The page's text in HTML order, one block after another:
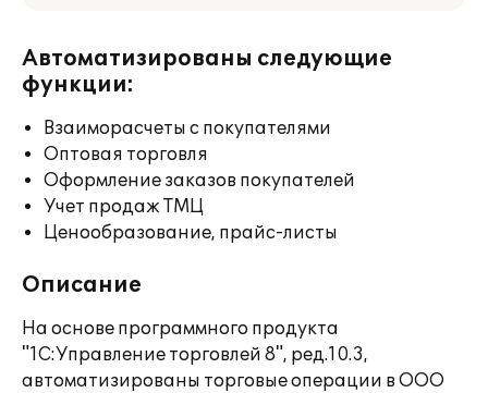
Автоматизированы следующие
функции:
Взаиморасчеты с покупателями
Оптовая торговля
Оформление заказов покупателей
Учет продаж ТМЦ
Ценообразование, прайс-листы
Описание
На основе программного продукта
"1С:Управление торговлей 8", ред.10.3,
автоматизированы торговые операции в ООО